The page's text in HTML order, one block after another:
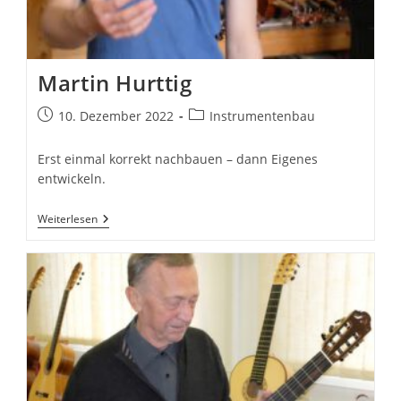
Martin Hurttig
Beitrag10. Dezember 2022
Beitrags-
Instrumentenbau
Erst einmal korrekt nachbauen – dann Eigenes
entwickeln.
WeiterlesenMartin
Hurttig